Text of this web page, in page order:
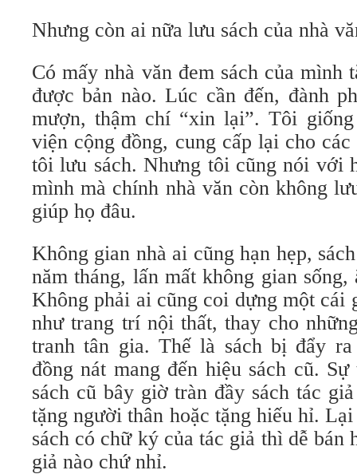
Nhưng còn ai nữa lưu sách của nhà
Có mấy nhà văn đem sách của mình
được bản nào. Lúc cần đến, đành
mượn, thậm chí “xin lại”. Tôi
viện cộng đồng, cung cấp lại cho
tôi lưu sách. Nhưng tôi cũng nói với
mình mà chính nhà văn còn không
giúp họ đâu.
Không gian nhà ai cũng hạn hẹp,
năm tháng, lấn mất không gian
Không phải ai cũng coi dựng một cái
như trang trí nội thất, thay cho
tranh tân gia. Thế là sách bị đẩy ra
đồng nát mang đến hiệu sách cũ.
sách cũ bây giờ tràn đầy sách tác
tặng người thân hoặc tặng hiếu hỉ.
sách có chữ ký của tác giả thì dễ bán
giả nào chứ nhỉ.